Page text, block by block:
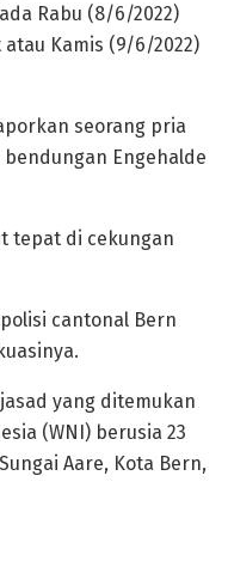
Rabu (8/6/2022)
Kamis (9/6/2022)
seorang pria
Engehalde
tepat di cekungan
cantonal Bern
yang ditemukan
(WNI) berusia 23
Aare, Kota Bern,